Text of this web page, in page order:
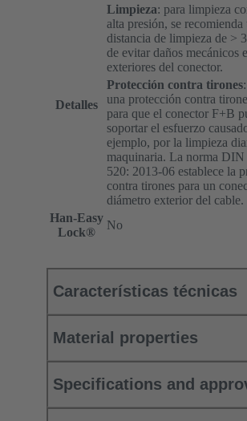
Detalles
Limpieza: para limpieza
alta presión, se recomienda
distancia de limpieza de >
de evitar daños mecánicos
exteriores del conector.
Protección contra tirones:
una protección contra
para que el conector F+B
soportar el esfuerzo
ejemplo, por la limpieza
maquinaria. La norma
520: 2013-06 establece la
contra tirones para un
diámetro exterior del cable.
Han-Easy
Lock®
No
Características técnicas
Material properties
Specifications and